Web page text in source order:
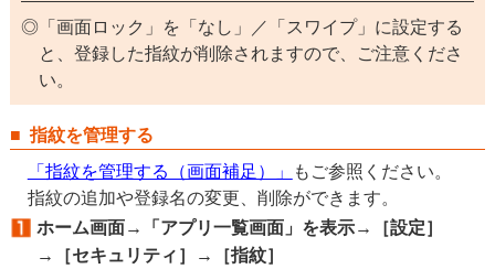
「画面ロック」を「なし」／「スワイプ」に設定する
と、登録した指紋が削除されますので、ご注意くださ
い。
指紋を管理する
「指紋を管理する（画面補足）」
もご参照ください。
指紋の追加や登録名の変更、削除ができます。
ホーム画面→「アプリ一覧画面」を表示→［設定］
→［セキュリティ］→［指紋］